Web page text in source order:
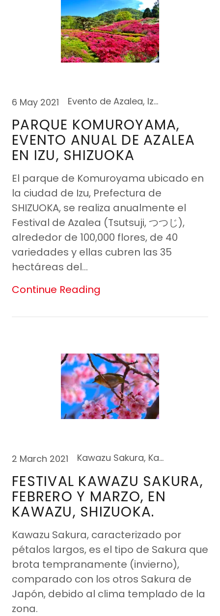
6 May 2021 Evento de Azalea, Izu-Shizuoka
PARQUE KOMUROYAMA,
EVENTO ANUAL DE AZALEA
EN IZU, SHIZUOKA
El parque de Komuroyama ubicado en
la ciudad de Izu, Prefectura de
SHIZUOKA, se realiza anualmente el
Festival de Azalea (Tsutsuji, つつじ),
alrededor de 100,000 flores, de 40
variedades y ellas cubren las 35
hectáreas del...
Continue Reading
2 March 2021 Kawazu Sakura, Kawazu-Shizuoka
FESTIVAL KAWAZU SAKURA,
FEBRERO Y MARZO, EN
KAWAZU, SHIZUOKA.
Kawazu Sakura, caracterizado por
pétalos largos, es el tipo de Sakura que
brota tempranamente (invierno),
comparado con los otros Sakura de
Japón, debido al clima templado de la
zona.